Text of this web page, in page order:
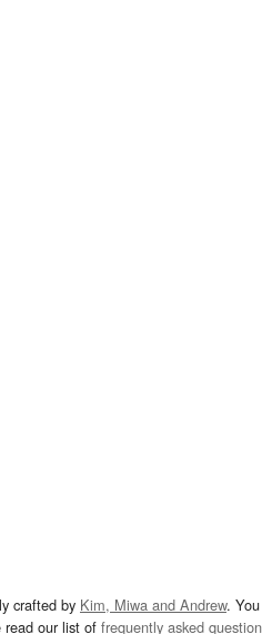
crafted by Kim, Miwa and Andrew.
read our list of frequently asked